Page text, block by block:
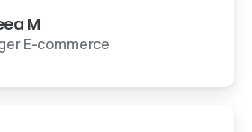
M
E-commerce